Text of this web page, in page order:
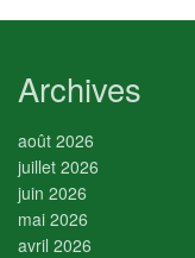
Archives
août 2026
juillet 2026
juin 2026
mai 2026
avril 2026